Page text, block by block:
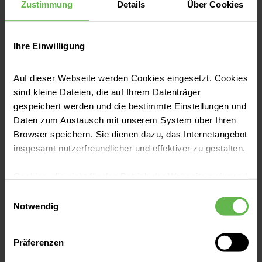
Zustimmung Details Über Cookies
Ihre Einwilligung
Auf dieser Webseite werden Cookies eingesetzt. Cookies
sind kleine Dateien, die auf Ihrem Datenträger
gespeichert werden und die bestimmte Einstellungen und
Daten zum Austausch mit unserem System über Ihren
Browser speichern. Sie dienen dazu, das Internetangebot
insgesamt nutzerfreundlicher und effektiver zu gestalten.
eingesetzt werden.
Es steht Ihnen frei, unsere Seite mit nur den notwendigen
Cookies zu benutzen, eine individuelle Auswahl
Notwendig
Präferenzen
DieHinweise zum Datenschutz
habe ich gelesen und
Bitte beachten Sie
Es kann derzeit bis zu 30 Sekunden
diese Seite solange nicht, bis sich eine